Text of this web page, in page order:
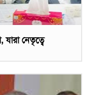
নেতৃত্বে